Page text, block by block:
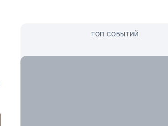
ТОП СОБЫТИЙ